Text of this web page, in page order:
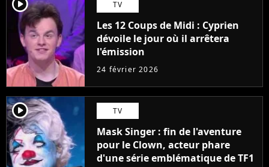
TV
Les 12 Coups de Midi : Cyprien
dévoile le jour où il arrêtera
l'émission
24 février 2026
player2 TV
Mask Singer : fin de l'aventure
pour le Clown, acteur phare
d'une série emblématique de TF1